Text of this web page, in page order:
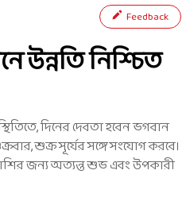
Feedback
উন্নতি নিশ্চিত
দিনের দেবতা হবেন ভগবান
শুক্র সূর্যের সঙ্গে সংযোগ করবে।
রাশির জন্য অত্যন্ত শুভ এবং উপকারী